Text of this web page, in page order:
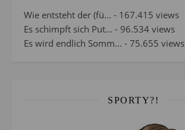
Wie entsteht der (fü... - 167.415 views
Es schimpft sich Put... - 96.534 views
Es wird endlich Somm... - 75.655 views
SPORTY?!